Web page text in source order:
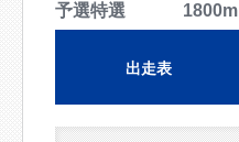
予選特選 1800m
出走表